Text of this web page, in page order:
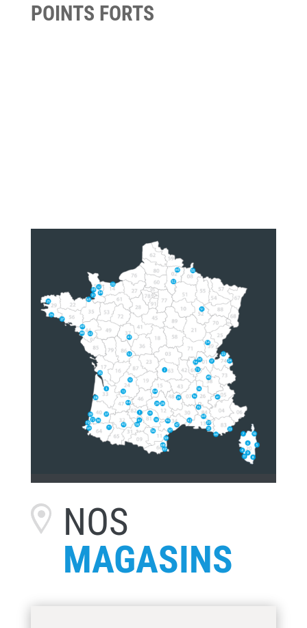
POINTS FORTS
NOS
MAGASINS